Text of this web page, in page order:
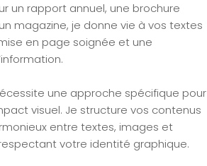
un rapport annuel, une brochure
magazine, je donne vie à vos textes
en page soignée et une
une approche spécifique pour
visuel. Je structure vos contenus
entre textes, images et
votre identité graphique.